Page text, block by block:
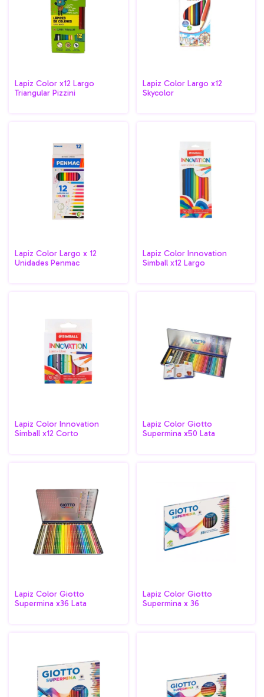
Lapiz Color x12 Largo
Triangular Pizzini
Lapiz Color Largo x12
Skycolor
Lapiz Color Largo x 12
Unidades Penmac
Lapiz Color Innovation
Simball x12 Largo
Lapiz Color Innovation
Simball x12 Corto
Lapiz Color Giotto
Supermina x50 Lata
Lapiz Color Giotto
Supermina x36 Lata
Lapiz Color Giotto
Supermina x 36